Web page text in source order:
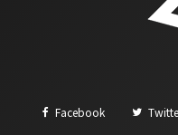
Facebook